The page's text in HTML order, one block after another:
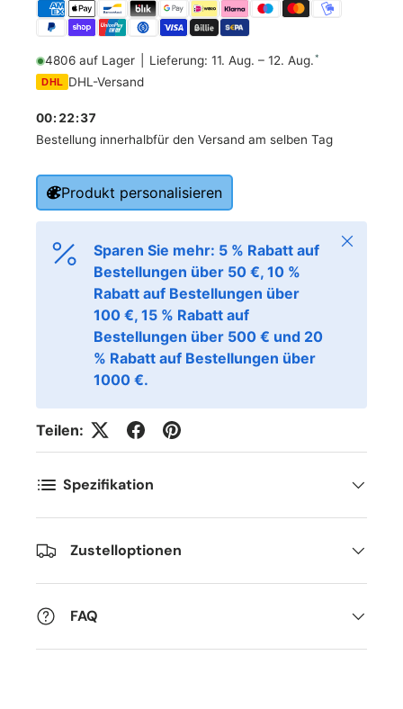
4806 auf Lager Lieferung: 11. Aug. – 12. Aug.*
DHL DHL-Versand
Bestellung innerhalb
00: 22:36
für den Versand am selben Tag
Produkt personalisieren
Sparen Sie mehr: 5 % Rabatt auf
Bestellungen über 50 €, 10 %
Rabatt auf Bestellungen über
100 €, 15 % Rabatt auf
Bestellungen über 500 € und 20
% Rabatt auf Bestellungen über
1000 €.
Schließen
Teilen:
Spezifikation
Zustelloptionen
FAQ